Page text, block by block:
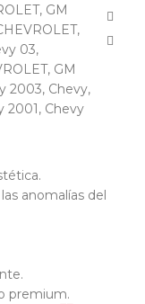
GM
03,
GM
2003, Chevy,
2001 , Chevy
anomalías del
premium.